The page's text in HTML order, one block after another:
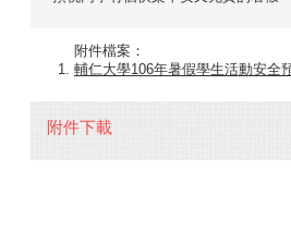
附件檔案：
輔仁大學106年暑假學生活動安全
附件下載